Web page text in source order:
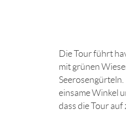
Die Tour führt
mit grünen
einsame Winkel
dass die Tour auf